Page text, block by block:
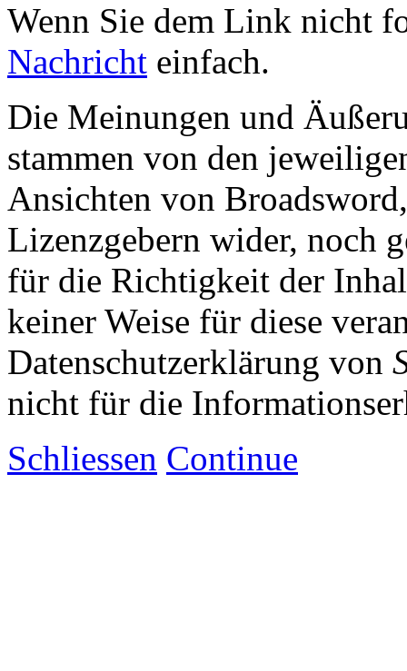
Wenn Sie dem Link nicht
Nachricht einfach.
Die Meinungen und
stammen von den
Ansichten von
Lizenzgebern wider, noch
für die Richtigkeit der
keiner Weise für diese
Datenschutzerklärung von
nicht für die
Schliessen Continue